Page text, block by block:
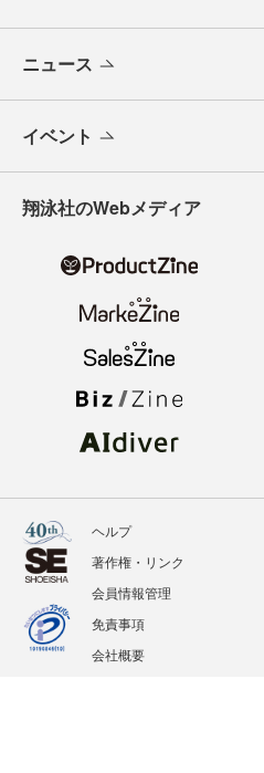
ニュース
イベント
翔泳社のWebメディア
ヘルプ
著作権・リンク
会員情報管理
免責事項
会社概要